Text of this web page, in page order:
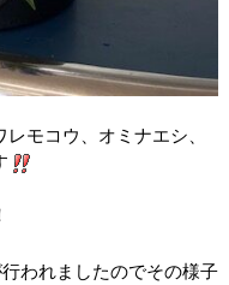
モコウ、オミナエシ、
行われましたのでその様子